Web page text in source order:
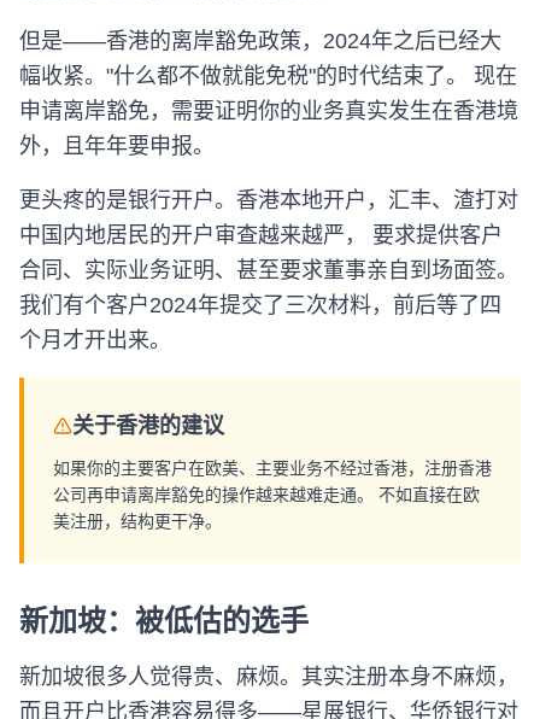
但是——香港的离岸豁免政策，2024年之后已经大
幅收紧。"什么都不做就能免税"的时代结束了。 现在
申请离岸豁免，需要证明你的业务真实发生在香港境
外，且年年要申报。
更头疼的是银行开户。香港本地开户，汇丰、渣打对
中国内地居民的开户审查越来越严， 要求提供客户
合同、实际业务证明、甚至要求董事亲自到场面签。
我们有个客户2024年提交了三次材料，前后等了四
个月才开出来。
关于香港的建议
如果你的主要客户在欧美、主要业务不经过香港，注册香港
公司再申请离岸豁免的操作越来越难走通。 不如直接在欧
美注册，结构更干净。
新加坡：被低估的选手
新加坡很多人觉得贵、麻烦。其实注册本身不麻烦，
而且开户比香港容易得多——星展银行、华侨银行对